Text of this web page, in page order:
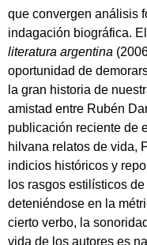
que convergen análisis
indagación biográfica.
literatura argentina
oportunidad de
la gran historia de
amistad entre Rubén
publicación reciente de
hilvana relatos de vida,
indicios históricos y
los rasgos estilísticos
deteniéndose en la
cierto verbo, la
vida de los autores es